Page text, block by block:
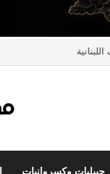
جبيليات وكسروانيات